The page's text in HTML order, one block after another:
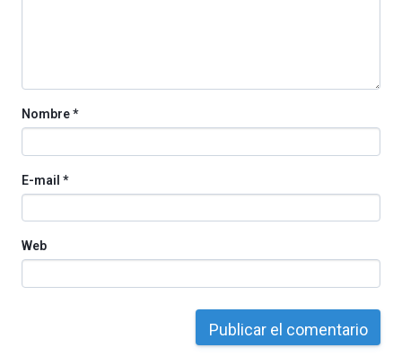
Nombre*
E-mail *
Web